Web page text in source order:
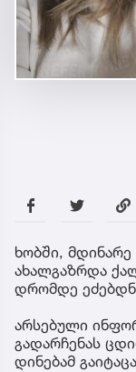
ხობში,
ახალგაზრდა
დრომდე
არსებული
გადარჩენას
დინებამ